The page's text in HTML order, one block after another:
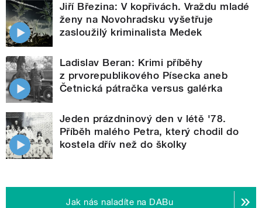
Jiří Březina: V kopřivách. Vraždu mladé
ženy na Novohradsku vyšetřuje
zasloužilý kriminalista Medek
Ladislav Beran: Krimi příběhy
z prvorepublikového Písecka aneb
Četnická pátračka versus galérka
Jeden prázdninový den v létě '78.
Příběh malého Petra, který chodil do
kostela dřív než do školky
Jak nás naladíte na DABu